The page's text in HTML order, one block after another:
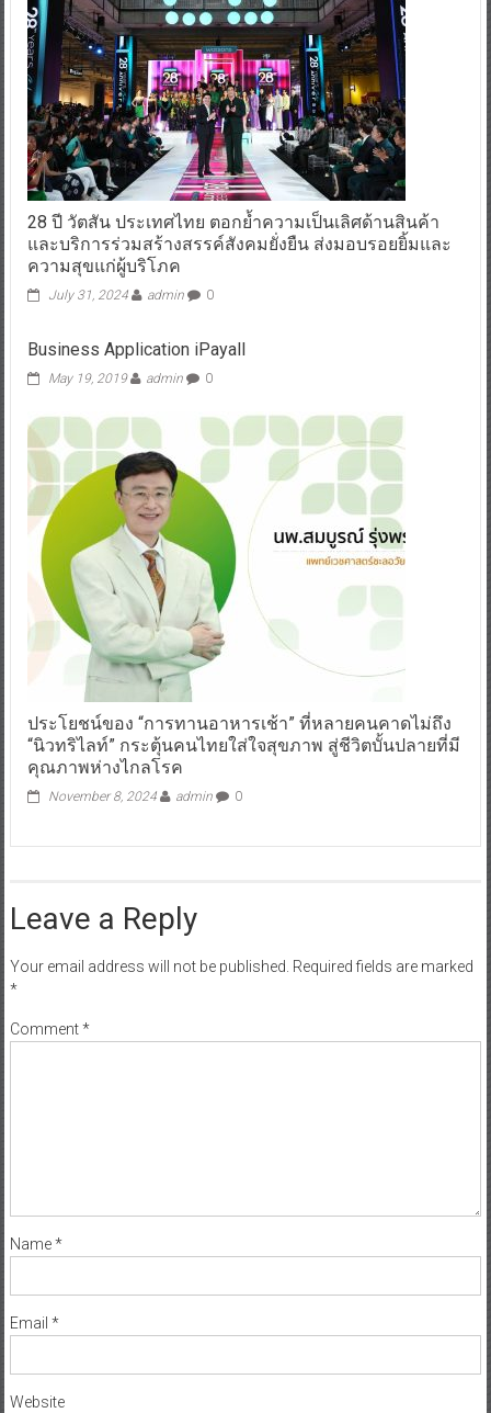
28 ปี วัตสัน ประเทศไทย ตอกย้ำความเป็นเลิศด้านสินค้า
และบริการร่วมสร้างสรรค์สังคมยั่งยืน ส่งมอบรอยยิ้มและ
ความสุขแก่ผู้บริโภค
July 31, 2024 admin 0
Business Application iPayall
May 19, 2019 admin 0
ประโยชน์ของ “การทานอาหารเช้า” ที่หลายคนคาดไม่ถึง
“นิวทริไลท์” กระตุ้นคนไทยใส่ใจสุขภาพ สู่ชีวิตบั้นปลายที่มี
คุณภาพห่างไกลโรค
November 8, 2024 admin 0
Leave a Reply
Your email address will not be published. Required fields are marked
*
Comment*
Name*
Email *
Website